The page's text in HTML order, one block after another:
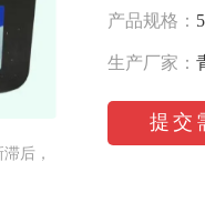
后，
产品规格：
生产厂家：
提交